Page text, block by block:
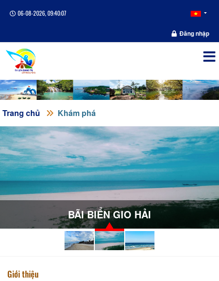
06-08-2026, 09:40:07
Đăng nhập
Trang chủ Khám phá
BÃI BIỂN GIO HẢI
Giới thiệu